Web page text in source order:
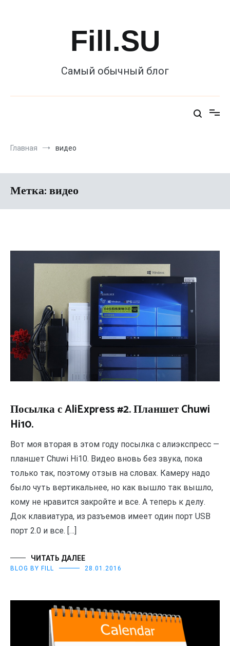
Fill.SU
Самый обычный блог
Главная видео
Метка:видео
Посылка с AliExpress #2. Планшет Chuwi
Hi10.
Вот моя вторая в этом году посылка с алиэкспресс —
планшет Chuwi Hi10. Видео вновь без звука, пока
только так, поэтому отзыв на словах. Камеру надо
было чуть вертикальнее, но как вышло так вышло,
кому не нравится закройте и все. А теперь к делу.
Док клавиатура, из разъемов имеет один порт USB
порт 2.0 и все. […]
ЧИТАТЬ ДАЛЕЕ
BLOG BY FILL 28.01.2016